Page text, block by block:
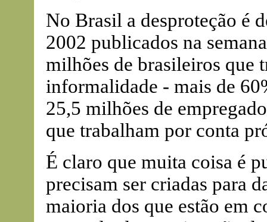
No Brasil a desproteção é
2002 publicados na
milhões de brasileiros que
informalidade - mais de
25,5 milhões de
que trabalham por conta
É claro que muita coisa é
precisam ser criadas para
maioria dos que estão em